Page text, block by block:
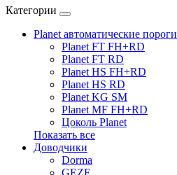
Категории
Planet автоматические пороги
Planet FT FH+RD
Planet FT RD
Planet HS FH+RD
Planet HS RD
Planet KG SM
Planet MF FH+RD
Цоколь Planet
Показать все
Доводчики
Dorma
GEZE